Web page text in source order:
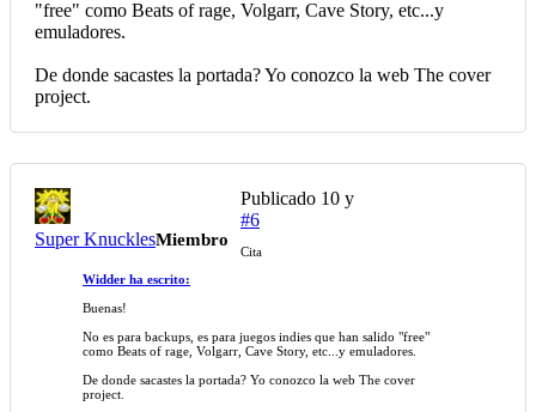
"free" como Beats of rage, Volgarr, Cave Story, etc...y
emuladores.
De donde sacastes la portada? Yo conozco la web The cover
project.
Super KnucklesMiembro
Publicado 10 y
#6
Cita
Widder ha escrito:
Buenas!
No es para backups, es para juegos indies que han salido "free"
como Beats of rage, Volgarr, Cave Story, etc...y emuladores.
De donde sacastes la portada? Yo conozco la web The cover
project.